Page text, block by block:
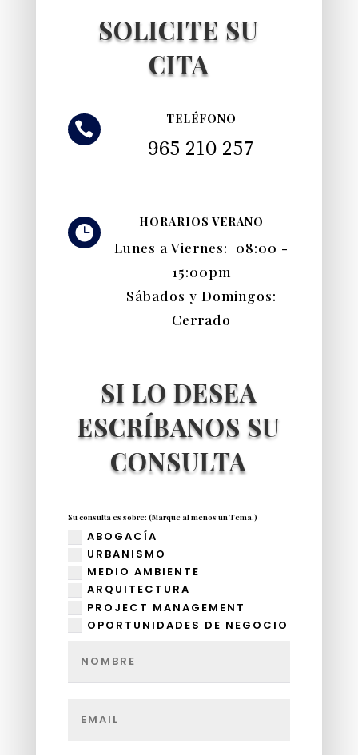
SOLICITE SU
CITA

TELÉFONO
965 210 257

HORARIOS VERANO
Lunes a Viernes: 08:00 -
15:00pm
Sábados y Domingos:
Cerrado
SI LO DESEA
ESCRÍBANOS SU
CONSULTA
Su consulta es sobre: (Marque al menos un Tema.)
ABOGACÍA
URBANISMO
MEDIO AMBIENTE
ARQUITECTURA
PROJECT MANAGEMENT
OPORTUNIDADES DE NEGOCIO